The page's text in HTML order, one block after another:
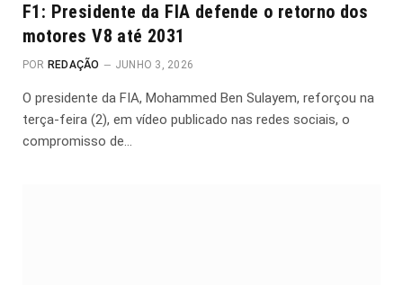
F1: Presidente da FIA defende o retorno dos
motores V8 até 2031
POR REDAÇÃO JUNHO 3, 2026
O presidente da FIA, Mohammed Ben Sulayem, reforçou na
terça-feira (2), em vídeo publicado nas redes sociais, o
compromisso de…